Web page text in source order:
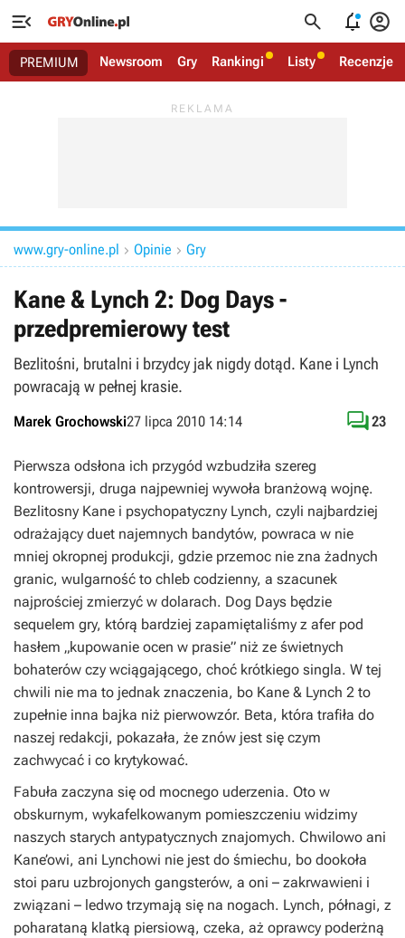
   
PREMIUM Newsroom Gry Rankingi Listy Recenzje
www.gry-online.pl  Opinie  Gry
Kane & Lynch 2: Dog Days -
przedpremierowy test
Bezlitośni, brutalni i brzydcy jak nigdy dotąd. Kane i Lynch
powracają w pełnej krasie.
Marek Grochowski27 lipca 2010 14:14 23
Pierwsza odsłona ich przygód wzbudziła szereg
kontrowersji, druga najpewniej wywoła branżową wojnę.
Bezlitosny Kane i psychopatyczny Lynch, czyli najbardziej
odrażający duet najemnych bandytów, powraca w nie
mniej okropnej produkcji, gdzie przemoc nie zna żadnych
granic, wulgarność to chleb codzienny, a szacunek
najprościej zmierzyć w dolarach. Dog Days będzie
sequelem gry, którą bardziej zapamiętaliśmy z afer pod
hasłem „kupowanie ocen w prasie” niż ze świetnych
bohaterów czy wciągającego, choć krótkiego singla. W tej
chwili nie ma to jednak znaczenia, bo Kane & Lynch 2 to
zupełnie inna bajka niż pierwowzór. Beta, która trafiła do
naszej redakcji, pokazała, że znów jest się czym
zachwycać i co krytykować.
Fabuła zaczyna się od mocnego uderzenia. Oto w
obskurnym, wykafelkowanym pomieszczeniu widzimy
naszych starych antypatycznych znajomych. Chwilowo ani
Kane’owi, ani Lynchowi nie jest do śmiechu, bo dookoła
stoi paru uzbrojonych gangsterów, a oni – zakrwawieni i
związani – ledwo trzymają się na nogach. Lynch, półnagi, z
poharataną klatką piersiową, czeka, aż oprawcy poderżną